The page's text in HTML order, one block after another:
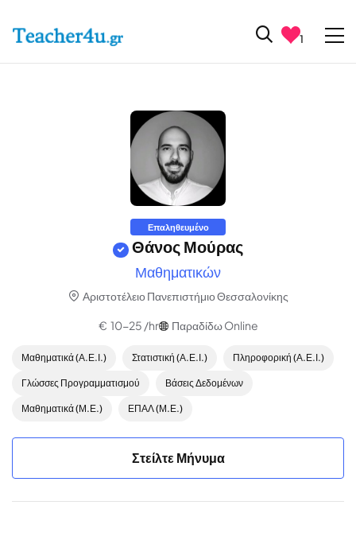
1
Επαληθευμένο
Θάνος Μούρας
Μαθηματικών
Αριστοτέλειο Πανεπιστήμιο Θεσσαλονίκης
€ 10-25 /hr Παραδίδω Online
Μαθηματικά (Α.Ε.Ι.) Στατιστική (Α.Ε.Ι.) Πληροφορική (Α.Ε.Ι.)
Γλώσσες Προγραμματισμού Βάσεις Δεδομένων
Μαθηματικά (Μ.Ε.) ΕΠΑΛ (Μ.Ε.)
Στείλτε Μήνυμα